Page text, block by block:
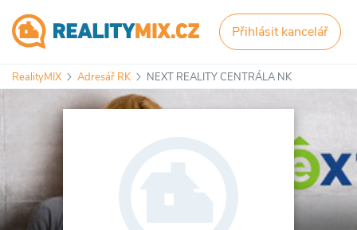
Přihlásit kancelář
RealityMIX Adresář RK NEXT REALITY CENTRÁLA NK